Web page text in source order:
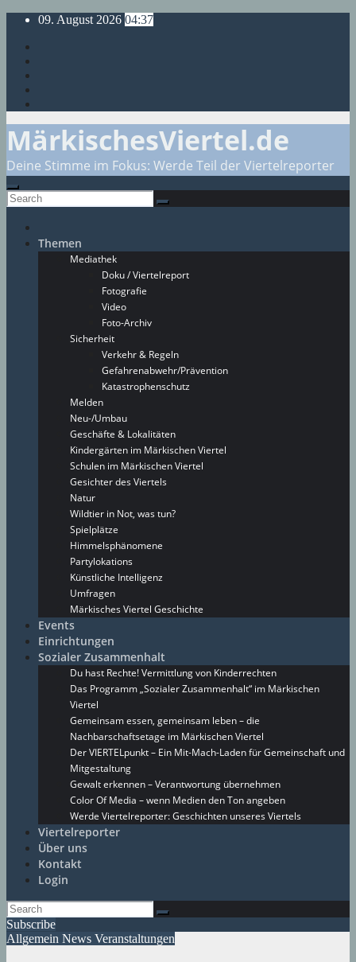
Skip
content
09. August 2026 04:37
MärkischesViertel.de
Deine Stimme im Fokus: Werde Teil der Viertelreporter
Themen
Mediathek
Doku / Viertelreport
Fotografie
Video
Foto-Archiv
Sicherheit
Verkehr & Regeln
Gefahrenabwehr/Prävention
Katastrophenschutz
Melden
Neu-/Umbau
Geschäfte & Lokalitäten
Kindergärten im Märkischen Viertel
Schulen im Märkischen Viertel
Gesichter des Viertels
Natur
Wildtier in Not, was tun?
Spielplätze
Himmelsphänomene
Partylokations
Künstliche Intelligenz
Umfragen
Märkisches Viertel Geschichte
Events
Einrichtungen
Sozialer Zusammenhalt
Du hast Rechte! Vermittlung von Kinderrechten
Das Programm „Sozialer Zusammenhalt“ im Märkischen
Viertel
Gemeinsam essen, gemeinsam leben – die
Nachbarschaftsetage im Märkischen Viertel
Der VIERTELpunkt – Ein Mit-Mach-Laden für Gemeinschaft und
Mitgestaltung
Gewalt erkennen – Verantwortung übernehmen
Color Of Media – wenn Medien den Ton angeben
Werde Viertelreporter: Geschichten unseres Viertels
Viertelreporter
Über uns
Kontakt
Login
Subscribe
Allgemein News Veranstaltungen